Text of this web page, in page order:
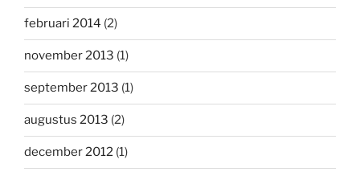
februari 2014 (2)
november 2013 (1)
september 2013 (1)
augustus 2013 (2)
december 2012 (1)